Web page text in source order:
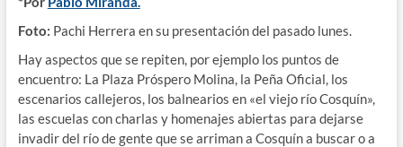
Foto: Pachi Herrera en su presentación del pasado lunes.
Hay aspectos que se repiten, por ejemplo los puntos de
encuentro: La Plaza Próspero Molina, la Peña Oficial, los
escenarios callejeros, los balnearios en «el viejo río Cosquín»,
las escuelas con charlas y homenajes abiertas para dejarse
invadir del río de gente que se arriman a Cosquín a buscar o a